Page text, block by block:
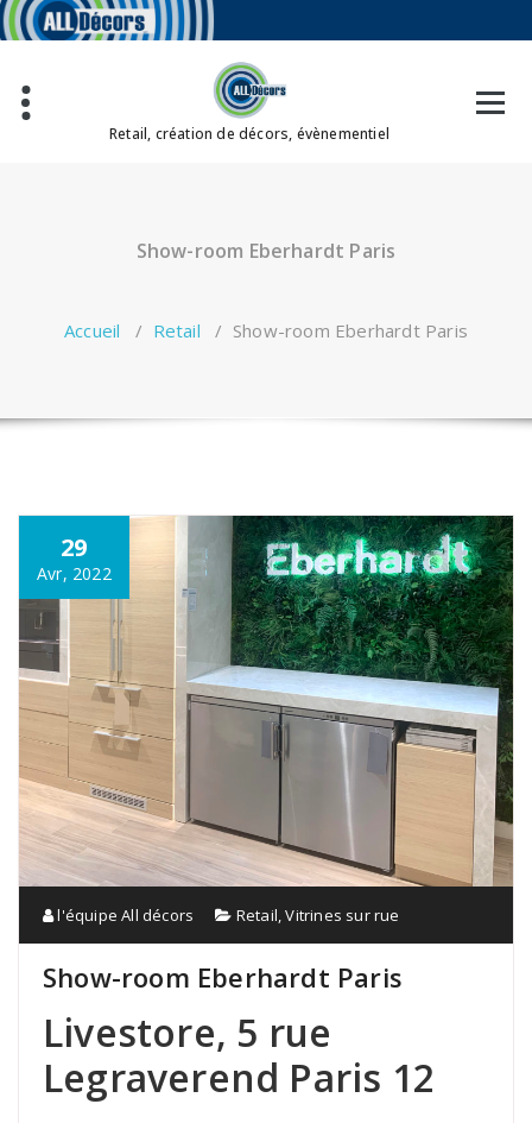
Aller
au
Retail, création de décors, évènementiel
Show-room Eberhardt Paris
Accueil / Retail / Show-room Eberhardt Paris
29
Avr, 2022
l'équipe All décors Retail,Vitrines sur rue
Show-room Eberhardt Paris
Livestore, 5 rue
Legraverend Paris 12